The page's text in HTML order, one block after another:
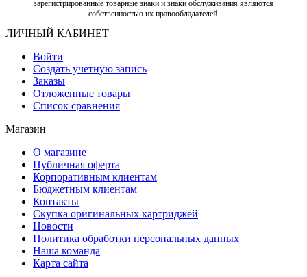
зарегистрированные товарные знаки и знаки обслуживания являются
собственностью их правообладателей.
ЛИЧНЫЙ КАБИНЕТ
Войти
Создать учетную запись
Заказы
Отложенные товары
Список сравнения
Магазин
О магазине
Публичная оферта
Корпоративным клиентам
Бюджетным клиентам
Контакты
Скупка оригинальных картриджей
Новости
Политика обработки персональных данных
Наша команда
Карта сайта